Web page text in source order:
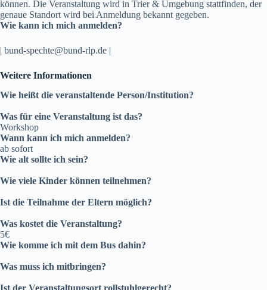
können. Die Veranstaltung wird in Trier & Umgebung stattfinden, der
genaue Standort wird bei Anmeldung bekannt gegeben.
Wie kann ich mich anmelden?
| bund-spechte@bund-rlp.de |
Weitere Informationen
Wie heißt die veranstaltende Person/Institution?
Was für eine Veranstaltung ist das?
Workshop
Wann kann ich mich anmelden?
ab sofort
Wie alt sollte ich sein?
Wie viele Kinder können teilnehmen?
Ist die Teilnahme der Eltern möglich?
Was kostet die Veranstaltung?
5€
Wie komme ich mit dem Bus dahin?
Was muss ich mitbringen?
Ist der Veranstaltungsort rollstuhlgerecht?